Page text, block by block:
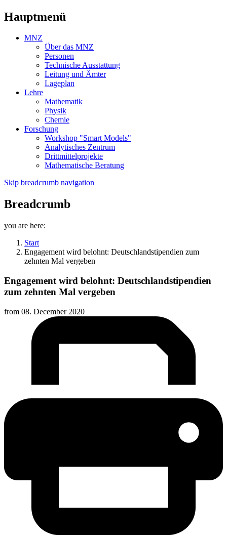
Hauptmenü
MNZ
Über das MNZ
Personen
Technische Ausstattung
Leitung und Ämter
Lageplan
Lehre
Mathematik
Physik
Chemie
Forschung
Workshop "Smart Models"
Analytisches Zentrum
Drittmittelprojekte
Mathematische Beratung
Skip breadcrumb navigation
Breadcrumb
you are here:
Start
Engagement wird belohnt: Deutschlandstipendien zum
zehnten Mal vergeben
Engagement wird belohnt: Deutschlandstipendien
zum zehnten Mal vergeben
from 08. December 2020